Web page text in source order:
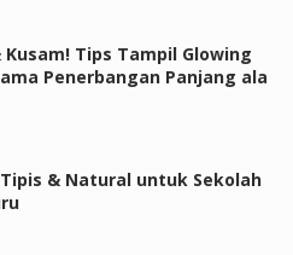
Tips Tampil Glowing
Penerbangan Panjang ala
& Natural untuk Sekolah